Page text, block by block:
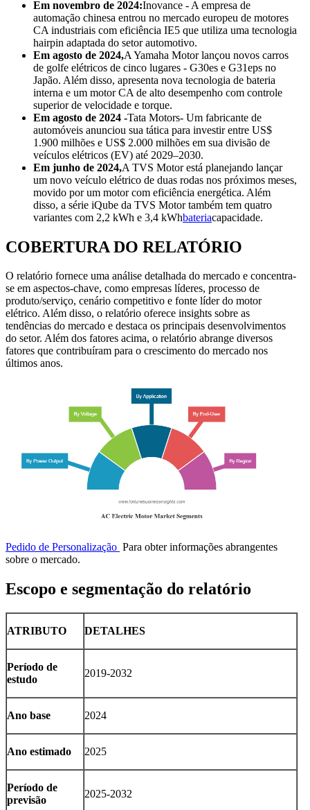
Em novembro de 2024:Inovance - A empresa de
automação chinesa entrou no mercado europeu de motores
CA industriais com eficiência IE5 que utiliza uma tecnologia
hairpin adaptada do setor automotivo.
Em agosto de 2024,A Yamaha Motor lançou novos carros
de golfe elétricos de cinco lugares - G30es e G31eps no
Japão. Além disso, apresenta nova tecnologia de bateria
interna e um motor CA de alto desempenho com controle
superior de velocidade e torque.
Em agosto de 2024 -Tata Motors- Um fabricante de
automóveis anunciou sua tática para investir entre US$
1.900 milhões e US$ 2.000 milhões em sua divisão de
veículos elétricos (EV) até 2029–2030.
Em junho de 2024,A TVS Motor está planejando lançar
um novo veículo elétrico de duas rodas nos próximos meses,
movido por um motor com eficiência energética. Além
disso, a série iQube da TVS Motor também tem quatro
variantes com 2,2 kWh e 3,4 kWhbateriacapacidade.
COBERTURA DO RELATÓRIO
O relatório fornece uma análise detalhada do mercado e concentra-
se em aspectos-chave, como empresas líderes, processo de
produto/serviço, cenário competitivo e fonte líder do motor
elétrico. Além disso, o relatório oferece insights sobre as
tendências do mercado e destaca os principais desenvolvimentos
do setor. Além dos fatores acima, o relatório abrange diversos
fatores que contribuíram para o crescimento do mercado nos
últimos anos.
Pedido de Personalização Para obter informações abrangentes
sobre o mercado.
Escopo e segmentação do relatório
ATRIBUTO DETALHES
Período de
estudo
2019-2032
Ano base 2024
Ano estimado 2025
Período de
previsão
2025-2032